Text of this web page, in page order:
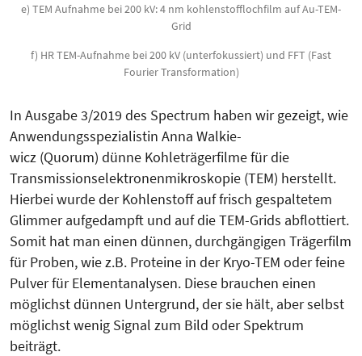
e) TEM Aufnahme bei 200 kV: 4 nm kohlenstofflochfilm auf Au-TEM-
Grid
f) HR TEM-Aufnahme bei 200 kV (unterfokussiert) und FFT (Fast
Fourier Transformation)
In Ausgabe 3/2019 des Spectrum haben wir gezeigt, wie
Anwendungsspezialistin Anna Walkie-
wicz (Quorum) dünne Kohleträgerfilme für die
Transmissionselektronenmikroskopie (TEM) herstellt.
Hierbei wurde der Kohlenstoff auf frisch gespaltetem
Glimmer aufgedampft und auf die TEM-Grids abflottiert.
Somit hat man einen dünnen, durchgängigen Trägerfilm
für Proben, wie z.B. Proteine in der Kryo-TEM oder feine
Pulver für Elementanalysen. Diese brauchen einen
möglichst dünnen Untergrund, der sie hält, aber selbst
möglichst wenig Signal zum Bild oder Spektrum
beiträgt.